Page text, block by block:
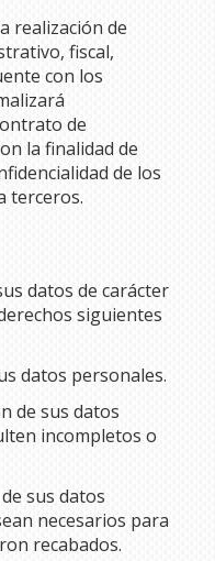
realización de
fiscal,
con los
de
la finalidad de
de los
terceros.
datos de carácter
siguientes
datos personales.
de sus datos
incompletos o
sus datos
necesarios para
recabados.